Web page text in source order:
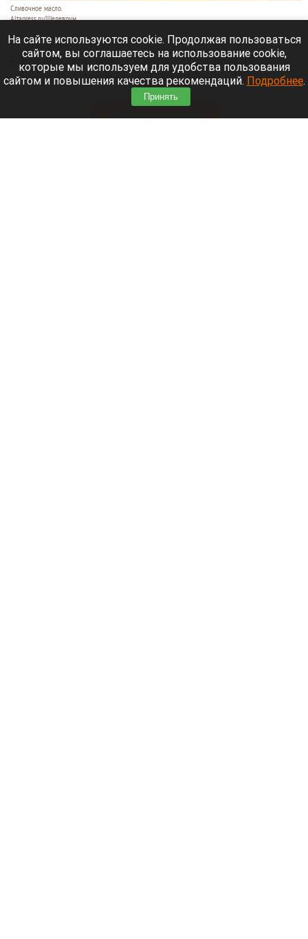
Сливочное масло.
Altapress.ru/Шедеврум
8 августа 2026 в 12:05
Барнаульский завод 3 августа попался на
подделке: вместо масла (72,5%) эксперты на
прилавке нашли фальсификат.
На сайте используются cookie. Продолжая пользоваться
сайтом, вы соглашаетесь на использование cookie,
которые мы используем для удобства пользования
сайтом и повышения качества рекомендаций. Подробнее.
Принять